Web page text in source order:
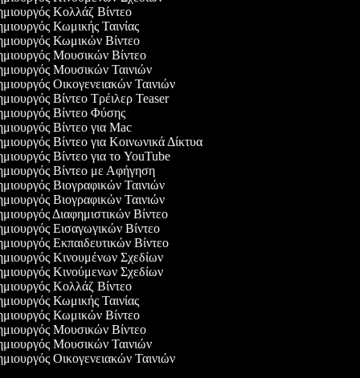
Κολλάζ Βίντεο
Κωμικής Ταινίας
Κωμικών Βίντεο
Μουσικών Βίντεο
Μουσικών Ταινιών
Οικογενειακών Ταινιών
Βίντεο Τρέιλερ Teaser
Βίντεο Φύσης
Βίντεο για Mac
Βίντεο για Κοινωνικά Δίκτυα
Βίντεο για το YouTube
Βίντεο με Αφήγηση
Βιογραφικών Ταινιών
Βιογραφικών Ταινιών
Διαφημιστικών Βίντεο
Εισαγωγικών Βίντεο
Εκπαιδευτικών Βίντεο
Κινουμένων Σχεδίων
Κινούμενων Σχεδίων
Κολλάζ Βίντεο
Κωμικής Ταινίας
Κωμικών Βίντεο
Μουσικών Βίντεο
Μουσικών Ταινιών
Οικογενειακών Ταινιών